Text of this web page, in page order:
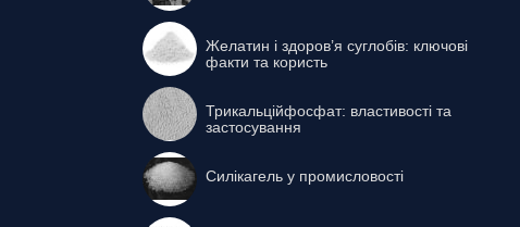
Желатин і здоров’я суглобів: ключові
факти та користь
Трикальційфосфат: властивості та
застосування
Силікагель у промисловості